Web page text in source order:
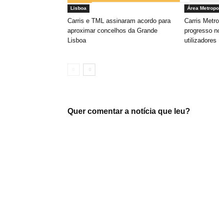
Lisboa
Carris e TML assinaram acordo para
aproximar concelhos da Grande
Lisboa
Área
Carris
progresso
utilizadores
Quer comentar a notícia que leu?